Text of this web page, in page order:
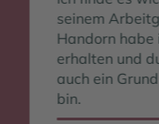
Arbeitgeber bekommt.
habe ich volle
durfte mich
Grund, warum ich